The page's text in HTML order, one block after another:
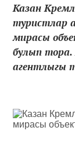
Казан
туристлар
мирасы
булып
агентлыгы